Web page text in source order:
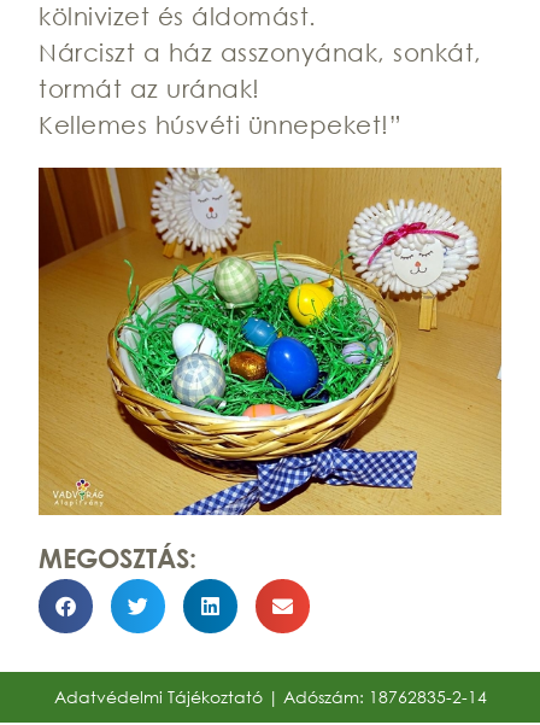
kölnivizet és áldomást.
Nárciszt a ház asszonyának, sonkát,
tormát az urának!
Kellemes húsvéti ünnepeket!”
MEGOSZTÁS:
Adatvédelmi Tájékoztató| Adószám: 18762835-2-14